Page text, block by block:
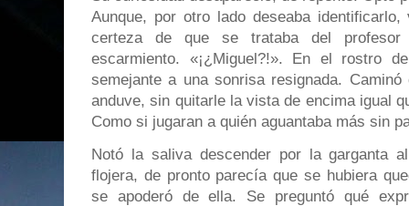
Aunque, por otro lado deseaba
certeza de que se trataba del
escarmiento. «¡¿Miguel?!». En el rostro
semejante a una sonrisa resignada.
anduve, sin quitarle la vista de encima igual
Como si jugaran a quién aguantaba más sin
Notó la saliva descender por la garganta
flojera, de pronto parecía que se hubiera
se apoderó de ella. Se preguntó qué